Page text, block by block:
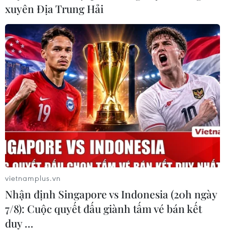
xuyên Địa Trung Hải
vietnamplus.vn
Nhận định Singapore vs Indonesia (20h ngày
7/8): Cuộc quyết đấu giành tấm vé bán kết
duy …